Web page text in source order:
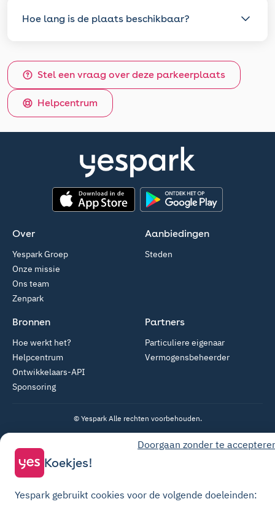
Hoe lang is de plaats beschikbaar?
Stel een vraag over deze parkeerplaats
Helpcentrum
Over
Yespark Groep
Onze missie
Ons team
Zenpark
Aanbiedingen
Steden
Partners
Particuliere eigenaar
Vermogensbeheerder
Bronnen
Hoe werkt het?
Helpcentrum
Ontwikkelaars-API
Sponsoring
© Yespark Alle rechten voorbehouden.
Algemene gebruiksvoorwaarden
Algemene Verkoopvoorwaarden Parkeren
Algemene verkoopvoorwaarden voor opwaarderingen
Doorgaan zonder te
Koekjes!
Yespark gebruikt cookies voor de volgende doeleinden: